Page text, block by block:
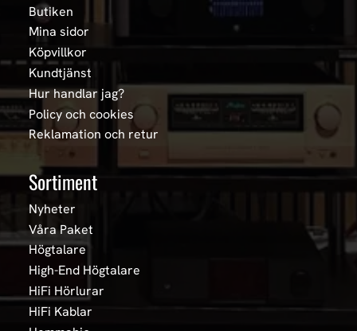
Butiken
Mina sidor
Köpvillkor
Kundtjänst
Hur handlar jag?
Policy och cookies
Reklamation och retur
Sortiment
Nyheter
Våra Paket
Högtalare
High-End Högtalare
HiFi Hörlurar
HiFi Kablar